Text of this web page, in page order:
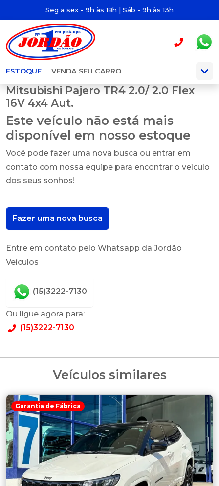
Seg a sex - 9h às 18h | Sáb - 9h às 13h
ESTOQUE VENDA SEU CARRO
Mitsubishi Pajero TR4 2.0/ 2.0 Flex
16V 4x4 Aut.
Este veículo não está mais
disponível em nosso estoque
Você pode fazer uma nova busca ou entrar em
contato com nossa equipe para encontrar o veículo
dos seus sonhos!
Fazer uma nova busca
Entre em contato pelo Whatsapp da Jordão
Veículos
(15)3222-7130
Ou ligue agora para:
(15)3222-7130
Veículos similares
Garantia de Fábrica